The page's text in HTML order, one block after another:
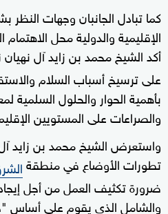
كما تبادل الجانبان وجهات النظر
الإقليمية والدولية محل
أكد الشيخ محمد بن زايد آل
على ترسيخ أسباب السلام
بأهمية الحوار والحلول السلمية
والصراعات على المستويين
واستعرض الشيخ محمد بن زايد آل
تطورات الأوضاع في منطقة
ضرورة تكثيف العمل من أجل
والشامل الذي يقوم على أساس